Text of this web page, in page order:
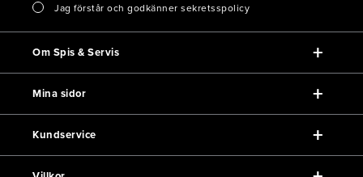
Jag förstår och godkänner sekretsspolicy
Om Spis & Servis
Mina sidor
Kundservice